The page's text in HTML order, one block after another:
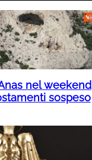
nel weekend
sospeso